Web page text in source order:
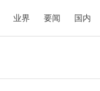
业界 要闻 国内